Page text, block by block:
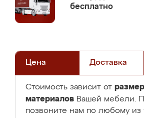
бесплатно
Цена Доставка
Стоимость зависит от
материалов Вашей мебели.
позвоните нам по любому из